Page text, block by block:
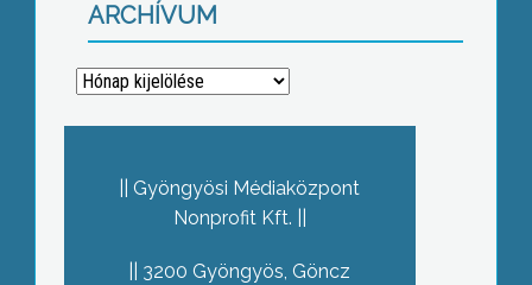
ARCHÍVUM
Archívum
Gyöngyösi Médiaközpont
Nonprofit Kft.
3200 Gyöngyös, Göncz